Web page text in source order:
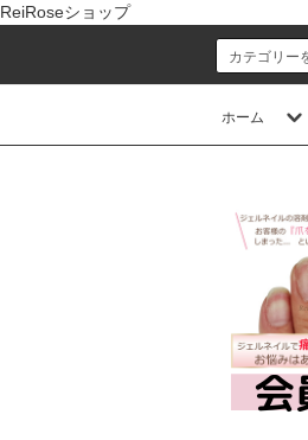
ReiRoseショップ
ホーム